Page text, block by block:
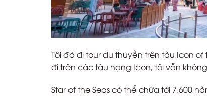
Tôi đã đi tour du thuyền trên tàu Icon
đi trên các tàu hạng Icon, tôi vẫn
Star of the Seas có thể chứa tới 7.600